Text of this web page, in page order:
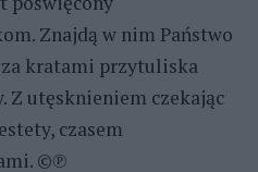
Znajdą w nim Państwo
kratami przytuliska
Z utęsknieniem czekając
czasem
©℗